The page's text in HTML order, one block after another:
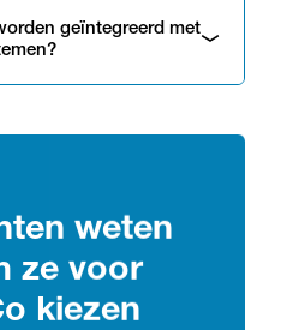
geïntegreerd met
weten
ze voor
kiezen